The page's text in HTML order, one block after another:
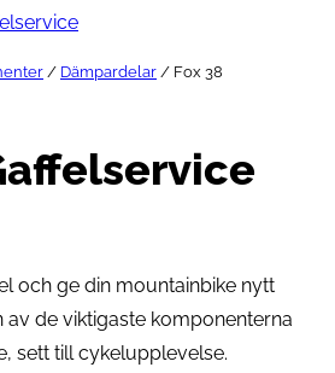
/ Dämpardelar / Fox 38
och ge din mountainbike nytt
av de viktigaste komponenterna
sett till cykelupplevelse.